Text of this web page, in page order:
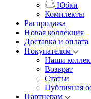
Юбки
Комплекты
Распродажа
Новая коллекция
Доставка и оплата
Покупателям
Наши
Возврат
Статьи
Публичная
Партнерам